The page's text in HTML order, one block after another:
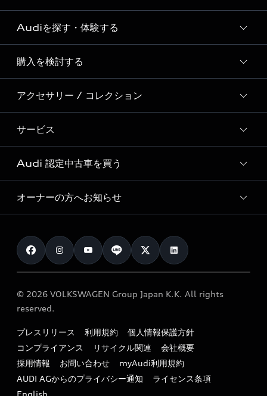
Audi ブランド
Story of Progress
Audi Sport
Formula 1®
デジタルサービス
Audiを探す・体験する
ディーラー検索
新車在庫検索
試乗車・展示車検索
見積り依頼
試乗予約
購入を検討する
モデル一覧
特別仕様モデル / 限定モデル
e-tronラインアップ
価格シミュレーション
車両比較
カタログ一覧
アクセサリー / コレクション
純正アクセサリー
オンラインショップ
Audi collection
アウディナビアプリ
サービス
サービス入庫予約
サービスプログラム
メンテナンス
車検 / 定期点検
e-tronアフターサポート
myAudi
Audi 認定中古車を買う
Audi認定中古車
クオリティ
保証
メンテナンス
ファイナンス
キャンペーン / イベント
買取査定
オーナーの方へお知らせ
お知らせ
オーナー様向けキャンペーン
特定整備適用車一覧
リサイクル法
よくある質問（FAQ）
© 2026 VOLKSWAGEN Group Japan K.K. All rights
reserved.
プレスリリース 利用規約
個人情報保護方針
コンプライアンス
リサイクル関連
会社概要
採用情報
お問い合わせ
myAudi利用規約
AUDI AGからのプライバシー通知
ライセンス条項
English